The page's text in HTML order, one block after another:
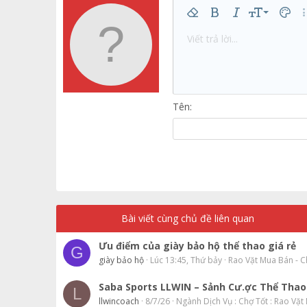
Xóa định dạng
Bold In nghiêng
Kích thước
9
10
18
22
26
Màu
Phông chữArial
Gạch ngang
Gạch chân
Insert horizontal line
SpoilerMã
Viết trả lời...
Tên
Bài viết cùng chủ đề liên quan
G Ưu điểm của giày bảo hộ thể thao giá rẻ
giày bảo hộ Lúc 13:45, Thứ bảy Rao Vặt Mua Bán -
L Saba Sports LLWIN – Sảnh Cư.ợc Thể
llwincoach 8/7/26 Ngành Dịch Vụ : Chợ Tốt : Rao Vặt